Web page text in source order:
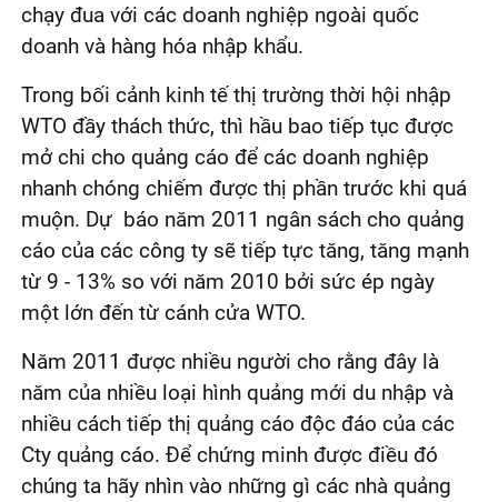
chạy đua với các doanh nghiệp ngoài quốc
doanh và hàng hóa nhập khẩu.
Trong bối cảnh kinh tế thị trường thời hội nhập
WTO đầy thách thức, thì hầu bao tiếp tục được
mở chi cho quảng cáo để các doanh nghiệp
nhanh chóng chiếm được thị phần trước khi quá
muộn. Dự báo năm 2011 ngân sách cho quảng
cáo của các công ty sẽ tiếp tực tăng, tăng mạnh
từ 9 - 13% so với năm 2010 bởi sức ép ngày
một lớn đến từ cánh cửa WTO.
Năm 2011 được nhiều người cho rằng đây là
năm của nhiều loại hình quảng mới du nhập và
nhiều cách tiếp thị quảng cáo độc đáo của các
Cty quảng cáo. Để chứng minh được điều đó
chúng ta hãy nhìn vào những gì các nhà quảng